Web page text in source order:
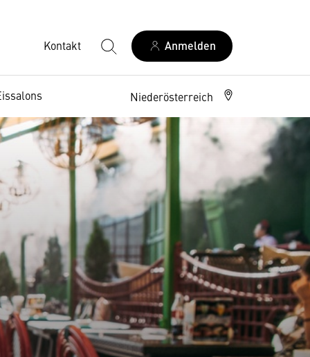
Kontakt Anmelden
Niederösterreich